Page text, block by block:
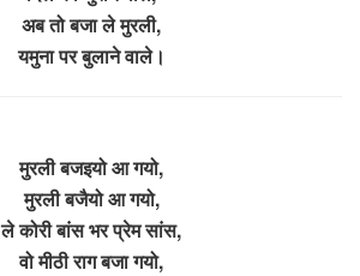
अब तो बजा ले मुरली,
यमुना पर बुलाने वाले।
मुरली बजइयो आ गयो,
मुरली बजैयो आ गयो,
ले कोरी बांस भर प्रेम सांस,
वो मीठी राग बजा गयो,